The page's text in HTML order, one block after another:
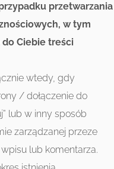
przetwarzania
w tym
Ciebie treści
wtedy, gdy
/ dołączenie do
lub w inny sposób
zarządzanej przeze
lub komentarza.